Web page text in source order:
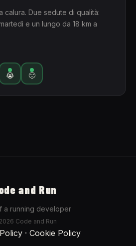
calura. Due sedute di qualità:
e un lungo da 18 km a
😭 🙂
and Run
a running developer
Code and Run
· Cookie Policy